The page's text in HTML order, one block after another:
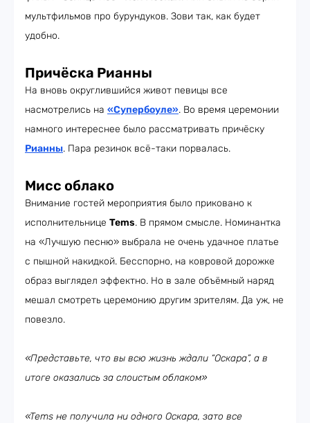
мультфильмов про бурундуков. Зови так, как будет
удобно.
Причёска Рианны
На вновь округлившийся живот певицы все
насмотрелись на «Супербоуле». Во время церемонии
намного интереснее было рассматривать причёску
Рианны. Пара резинок всё-таки порвалась.
Мисс облако
Внимание гостей мероприятия было приковано к
исполнительнице Tems. В прямом смысле. Номинантка
на «Лучшую песню» выбрала не очень удачное платье
с пышной накидкой. Бесспорно, на ковровой дорожке
образ выглядел эффектно. Но в зале объёмный наряд
мешал смотреть церемонию другим зрителям. Да уж, не
повезло.
«Представьте, что вы всю жизнь ждали “Оскара”, а в
итоге оказались за слоистым облаком»
«Tems не получила ни одного Оскара, зато все